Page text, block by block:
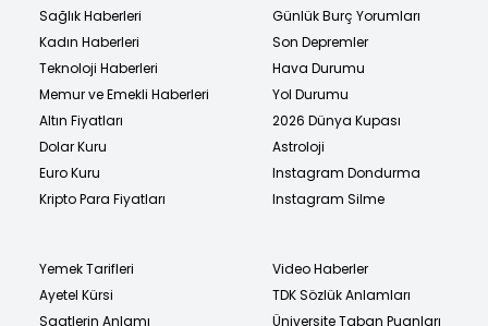
Sağlık Haberleri
Kadın Haberleri
Teknoloji Haberleri
Memur ve Emekli Haberleri
Altın Fiyatları
Dolar Kuru
Euro Kuru
Kripto Para Fiyatları
Günlük Burç Yorumları
Son Depremler
Hava Durumu
Yol Durumu
2026 Dünya Kupası
Astroloji
Instagram Dondurma
Instagram Silme
Yemek Tarifleri
Ayetel Kürsi
Saatlerin Anlamı
Video Haberler
TDK Sözlük Anlamları
Üniversite Taban Puanları